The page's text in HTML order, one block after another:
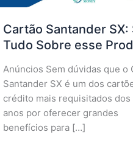
Cartão Santander SX:
Tudo Sobre esse
Anúncios Sem dúvidas que o
Santander SX é um dos
crédito mais requisitados dos
anos por oferecer grandes
benefícios para […]